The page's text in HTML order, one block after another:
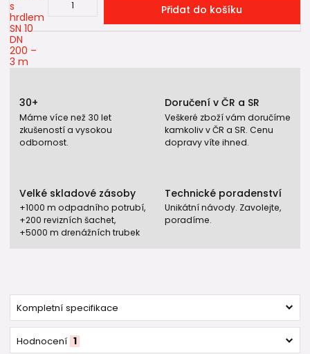
Přidat do košíku
30+
Máme více než 30 let
zkušeností a vysokou
odbornost.
Doručení v ČR a SR
Veškeré zboží vám doručíme
kamkoliv v ČR a SR. Cenu
dopravy víte ihned.
Velké skladové zásoby
+1000 m odpadního potrubí,
+200 revizních šachet,
+5000 m drenážních trubek
Technické poradenství
Unikátní návody. Zavolejte,
poradíme.
Kompletní specifikace
Hodnocení 1